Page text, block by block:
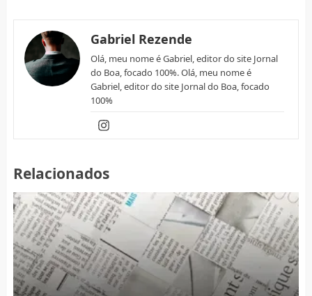
Gabriel Rezende
Olá, meu nome é Gabriel, editor do site Jornal
do Boa, focado 100%. Olá, meu nome é
Gabriel, editor do site Jornal do Boa, focado
100%
Relacionados